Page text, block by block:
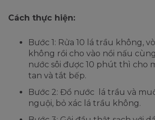
Cách thực hiện:
Bước 1: Rửa 10 lá trầu không,
không rồi cho vào nồi nấu
nước sôi được 10 phút thì cho
tan và tắt bếp.
Bước 2: Đổ nước lá trầu và
nguội, bỏ xác lá trầu không.